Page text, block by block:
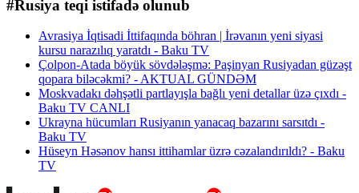
#Rusiya teqi istifadə olunub
Avrasiya İqtisadi İttifaqında böhran | İrəvanın yeni siyasi
kursu narazılıq yaratdı - Baku TV
Çolpon-Atada böyük sövdələşmə: Paşinyan Rusiyadan güzəşt
qopara biləcəkmi? - AKTUAL GÜNDƏM
Moskvadakı dəhşətli partlayışla bağlı yeni detallar üzə çıxdı -
Baku TV CANLI
Ukrayna hücumları Rusiyanın yanacaq bazarını sarsıtdı -
Baku TV
Hüseyn Həsənov hansı ittihamlar üzrə cəzalandırıldı? - Baku
TV